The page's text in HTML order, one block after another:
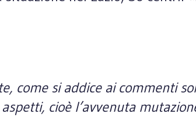
come si addice ai commenti
cioè l’avvenuta